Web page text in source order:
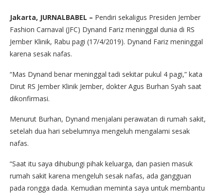
Jakarta, JURNALBABEL – Pendiri sekaligus Presiden Jember
Fashion Carnaval (JFC) Dynand Fariz meninggal dunia di RS
Jember Klinik, Rabu pagi (17/4/2019). Dynand Fariz meninggal
karena sesak nafas.
“Mas Dynand benar meninggal tadi sekitar pukul 4 pagi,” kata
Dirut RS Jember Klinik Jember, dokter Agus Burhan Syah saat
dikonfirmasi.
Menurut Burhan, Dynand menjalani perawatan di rumah sakit,
setelah dua hari sebelumnya mengeluh mengalami sesak
nafas.
“Saat itu saya dihubungi pihak keluarga, dan pasien masuk
rumah sakit karena mengeluh sesak nafas, ada gangguan
pada rongga dada. Kemudian meminta saya untuk membantu